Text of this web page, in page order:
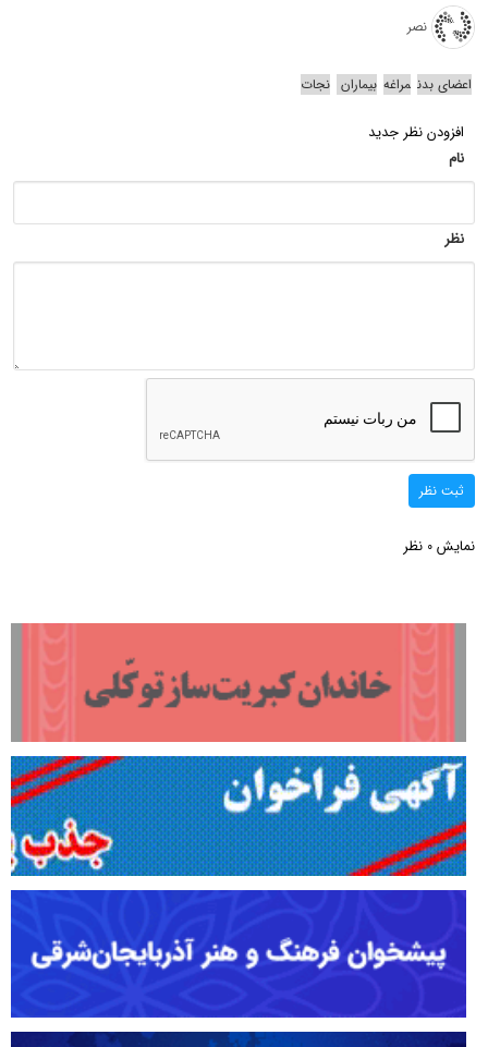
نصر
اعضای بدن مراغه‌ بیماران نجات
افزودن نظر جدید
نام
نظر
ثبت نظر
نمایش 0 نظر